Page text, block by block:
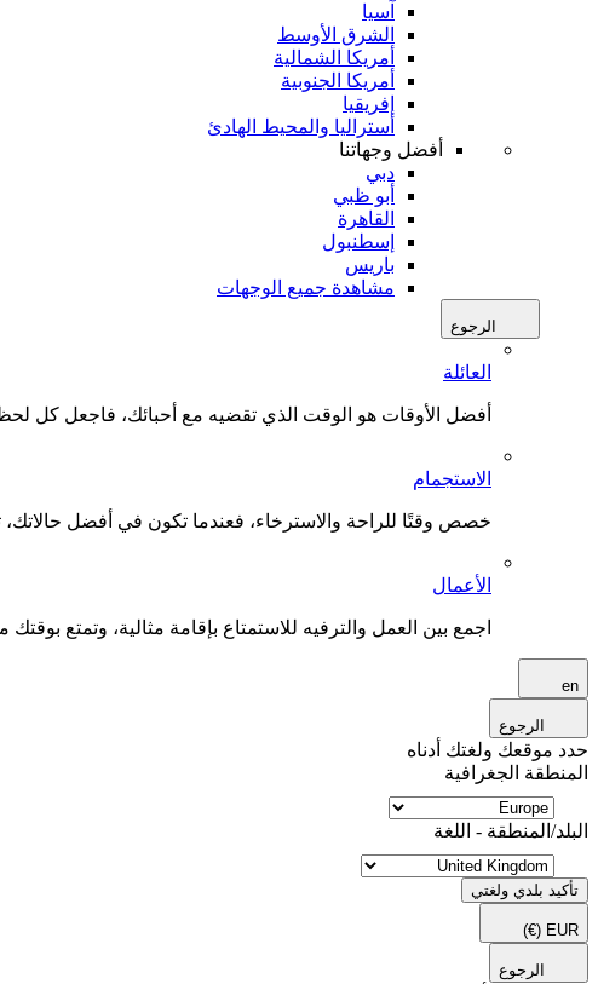
آسيا
الشرق الأوسط
أمريكا الشمالية
أمريكا الجنوبية
إفريقيا
أستراليا والمحيط الهادئ
أفضل وجهاتنا
دبي
أبو ظبي
القاهرة
إسطنبول
باريس
مشاهدة جميع الوجهات
الرجوع
العائلة
أفضل الأوقات هو الوقت الذي تقضيه مع أحبائك، فاجعل كل
الاستجمام
خصص وقتًا للراحة والاسترخاء، فعندما تكون في أفضل
الأعمال
اجمع بين العمل والترفيه للاستمتاع بإقامة مثالية، وتمتع بوقتك
en
الرجوع
حدد موقعك ولغتك أدناه
المنطقة الجغرافية
البلد/المنطقة - اللغة
تأكيد بلدي ولغتي
EUR
(€)
الرجوع